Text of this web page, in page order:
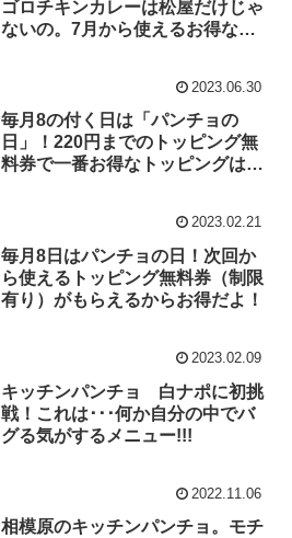
ゴロチキンカレーは松屋だけじゃ
ないの。7月から使えるお得なク
2023.06.30
毎月8の付く日は「パンチョの
日」！220円までのトッピング無
料券で一番お得なトッピングはア
2023.02.21
毎月8日はパンチョの日！次回か
ら使えるトッピング無料券（制限
有り）がもらえるからお得だよ！
2023.02.09
キッチンパンチョ 白ナポに初挑
戦！これは･･･何か自分の中でバ
グる気がするメニュー!!!
2022.11.06
相模原のキッチンパンチョ。モチ